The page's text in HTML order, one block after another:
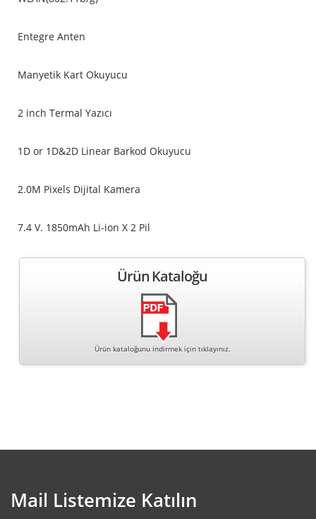
Entegre Anten
Manyetik Kart Okuyucu
2 inch Termal Yazıcı
1D or 1D&2D Linear Barkod Okuyucu
2.0M Pixels Dijital Kamera
7.4 V. 1850mAh Li-ion X 2 Pil
Ürün Kataloğu
Ürün kataloğunu indirmek için tıklayınız.
Mail Listemize Katılın